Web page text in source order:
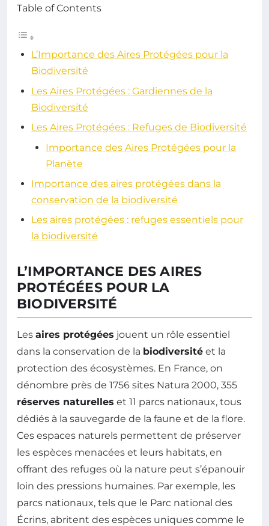
Table of Contents
L’Importance des Aires Protégées pour la
Biodiversité
Les Aires Protégées : Gardiennes de la
Biodiversité
Les Aires Protégées : Refuges de Biodiversité
Importance des Aires Protégées pour la
Planète
Importance des aires protégées dans la
conservation de la biodiversité
Les aires protégées : refuges essentiels pour
la biodiversité
L’IMPORTANCE DES AIRES
PROTÉGÉES POUR LA
BIODIVERSITÉ
Les aires protégées jouent un rôle essentiel
dans la conservation de la biodiversité et la
protection des écosystèmes. En France, on
dénombre près de 1756 sites Natura 2000, 355
réserves naturelles et 11 parcs nationaux, tous
dédiés à la sauvegarde de la faune et de la flore.
Ces espaces naturels permettent de préserver
les espèces menacées et leurs habitats, en
offrant des refuges où la nature peut s’épanouir
loin des pressions humaines. Par exemple, les
parcs nationaux, tels que le Parc national des
Écrins, abritent des espèces uniques comme le